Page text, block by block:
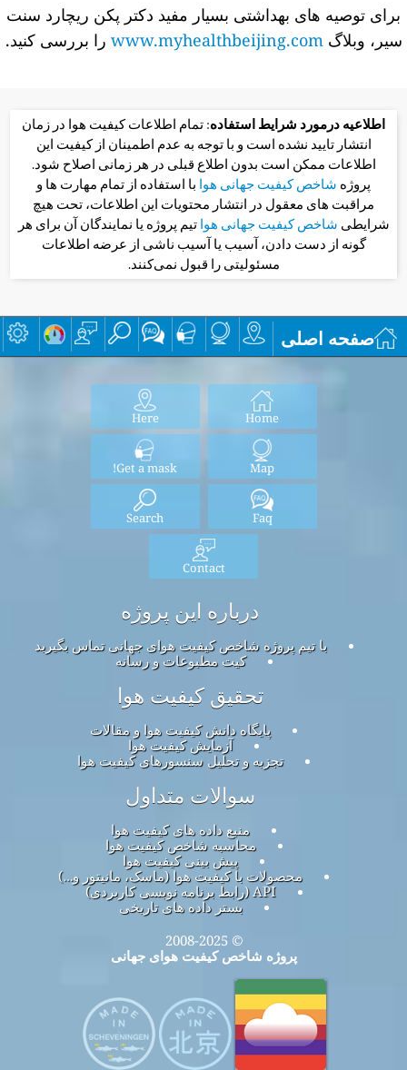
برای توصیه های بهداشتی بسیار مفید دکتر پکن ریچارد سنت
سیر، وبلاگwww.myhealthbeijing.com را بررسی کنید.
اطلاعیه درمورد شرایط استفاده: تمام اطلاعات کیفیت هوا در زمان
انتشار تایید نشده است و با توجه به عدم اطمینان از کیفیت این
اطلاعات ممکن است بدون اطلاع قبلی در هر زمانی اصلاح شود.
پروژه شاخص کیفیت جهانی هوا با استفاده از تمام مهارت ها و
مراقبت های معقول در انتشار محتویات این اطلاعات، تحت هیچ
شرایطی شاخص کیفیت جهانی هواتیم پروژه یا نمایندگان آن برای هر
گونه از دست دادن، آسیب یا آسیب ناشی از عرضه اطلاعات
مسئولیتی را قبول نمی‌کنند.
صفحه اصلی
Home
Here
Map
Get a mask!
Faq
Search
Contact
درباره این پروژه
با تیم پروژه شاخص کیفیت هوای جهانی تماس بگیرید
کیت مطبوعات و رسانه
تحقیق کیفیت هوا
پایگاه دانش کیفیت هوا و مقالات
آزمایش کیفیت هوا
تجزیه و تحلیل سنسورهای کیفیت هوا
سوالات متداول
منبع داده های کیفیت هوا
محاسبه شاخص کیفیت هوا
پیش بینی کیفیت هوا
محصولات با کیفیت هوا (ماسک، مانیتور و…)
API (رابط برنامه نویسی کاربردی)
بستر داده های تاریخی
© 2008-2025
پروژه شاخص کیفیت هوای جهانی